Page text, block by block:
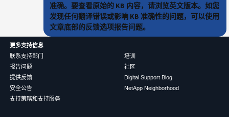
准确。要查看原始的 KB 内容，请浏览英文版本。如您
发现任何翻译错误或影响 KB 准确性的问题，可以使用
文章底部的反馈选项报告问题。
更多支持信息
联系支持部门
报告问题
提供反馈
安全公告
支持策略和支持服务
培训
社区
Digital Support Blog
NetApp Neighborhood